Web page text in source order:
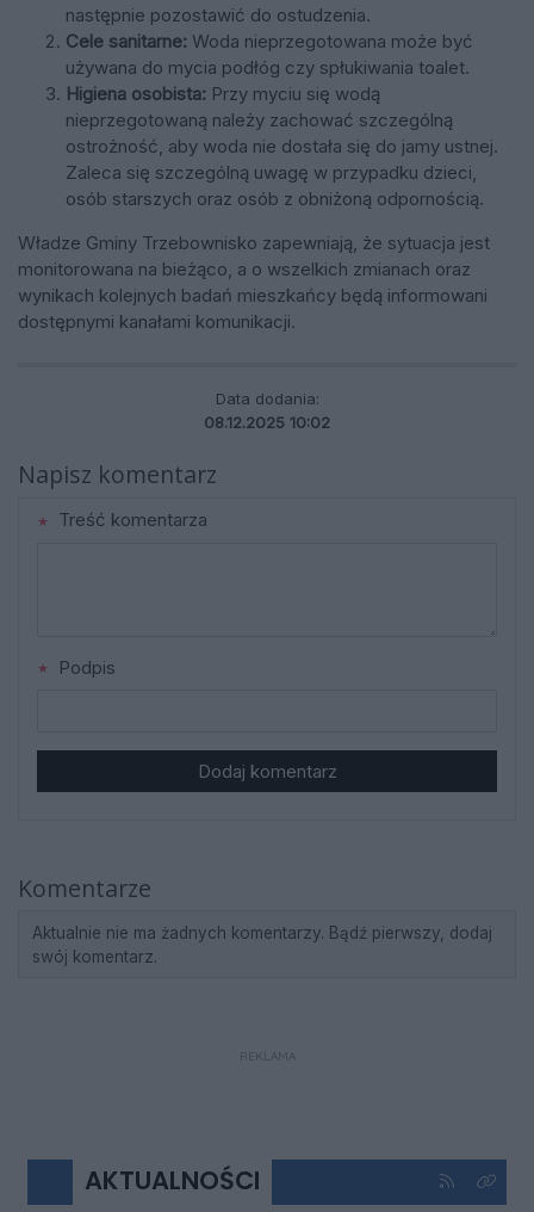
następnie pozostawić do ostudzenia.
Cele sanitarne: Woda nieprzegotowana może być
używana do mycia podłóg czy spłukiwania toalet.
Higiena osobista: Przy myciu się wodą
nieprzegotowaną należy zachować szczególną
ostrożność, aby woda nie dostała się do jamy ustnej.
Zaleca się szczególną uwagę w przypadku dzieci,
osób starszych oraz osób z obniżoną odpornością.
Władze Gminy Trzebownisko zapewniają, że sytuacja jest
monitorowana na bieżąco, a o wszelkich zmianach oraz
wynikach kolejnych badań mieszkańcy będą informowani
dostępnymi kanałami komunikacji.
Data dodania:
08.12.2025 10:02
Napisz komentarz
Treść komentarza
Podpis
Dodaj komentarz
Komentarze
Aktualnie nie ma żadnych komentarzy. Bądź pierwszy, dodaj
swój komentarz.
REKLAMA
AKTUALNOŚCI Kliknij aby
Kliknij